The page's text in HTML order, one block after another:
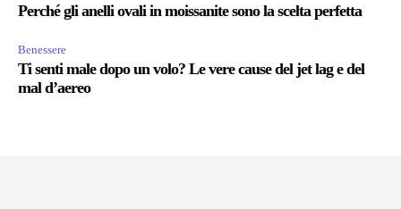
Perché gli anelli ovali in moissanite sono la scelta perfetta
Benessere
Ti senti male dopo un volo? Le vere cause del jet lag e del
mal d’aereo